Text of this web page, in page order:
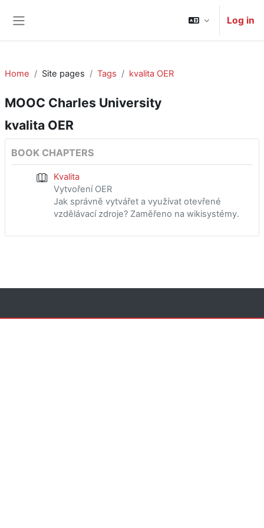
Log in
Home Site pages Tags kvalita OER
MOOC Charles University
kvalita OER
BOOK CHAPTERS
Kvalita
Vytvoření OER
Jak správně vytvářet a využívat otevřené
vzdělávací zdroje? Zaměřeno na wikisystémy.